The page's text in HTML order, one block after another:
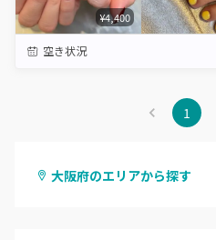
¥4,400
空き状況
1
大阪府のエリアから探す